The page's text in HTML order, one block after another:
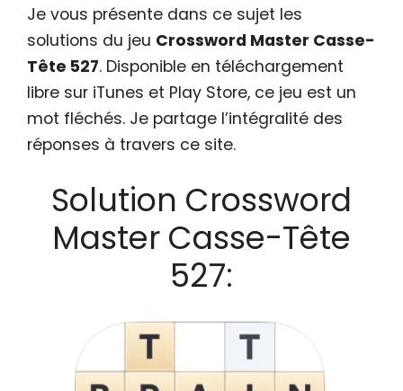
Je vous présente dans ce sujet les
solutions du jeu Crossword Master Casse-
Tête 527. Disponible en téléchargement
libre sur iTunes et Play Store, ce jeu est un
mot fléchés. Je partage l’intégralité des
réponses à travers ce site.
Solution Crossword
Master Casse-Tête
527: